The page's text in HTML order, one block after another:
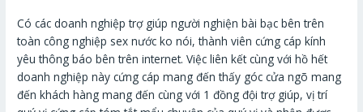
Có các doanh nghiệp trợ giúp người nghiện bài bạc bên trên
toàn công nghiệp sex nước ko nói, thành viên cứng cáp kính
yêu thông báo bên trên internet. Việc liên kết cùng với hồ hết
doanh nghiệp này cứng cáp mang đến thấy góc cửa ngõ mang
đến khách hàng mang đến cùng với 1 đồng đội trợ giúp, vị trí